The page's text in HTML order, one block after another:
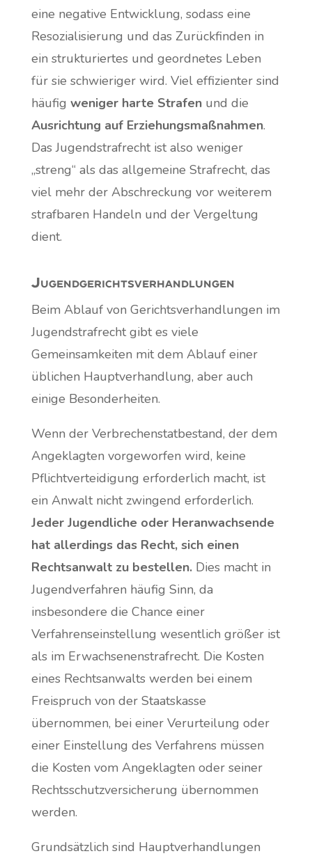
eine negative Entwicklung, sodass eine
Resozialisierung und das Zurückfinden in
ein strukturiertes und geordnetes Leben
für sie schwieriger wird. Viel effizienter sind
häufig weniger harte Strafenund die
Ausrichtung auf Erziehungsmaßnahmen.
Das Jugendstrafrecht ist also weniger
„streng“ als das allgemeine Strafrecht, das
viel mehr der Abschreckung vor weiterem
strafbaren Handeln und der Vergeltung
dient.
Jugendgerichtsverhandlungen
Beim Ablauf von Gerichtsverhandlungen im
Jugendstrafrecht gibt es viele
Gemeinsamkeiten mit dem Ablauf einer
üblichen Hauptverhandlung, aber auch
einige Besonderheiten.
Wenn der Verbrechenstatbestand, der dem
Angeklagten vorgeworfen wird, keine
Pflichtverteidigung erforderlich macht, ist
ein Anwalt nicht zwingend erforderlich.
Jeder Jugendliche oder Heranwachsende
hat allerdings das Recht, sich einen
Rechtsanwalt zu bestellen.Dies macht in
Jugendverfahren häufig Sinn, da
insbesondere die Chance einer
Verfahrenseinstellung wesentlich größer ist
als im Erwachsenenstrafrecht. Die Kosten
eines Rechtsanwalts werden bei einem
Freispruch von der Staatskasse
übernommen, bei einer Verurteilung oder
einer Einstellung des Verfahrens müssen
die Kosten vom Angeklagten oder seiner
Rechtsschutzversicherung übernommen
werden.
Grundsätzlich sind Hauptverhandlungen